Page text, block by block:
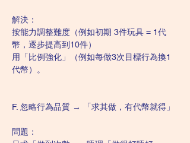
解決：
按能力調整難度（例如初期 3件玩具 = 1代
幣，逐步提高到10件）
用「比例強化」（例如每做3次目標行為換1
代幣）。
F. 忽略行為品質 → 「求其做，有代幣就得」
問題：